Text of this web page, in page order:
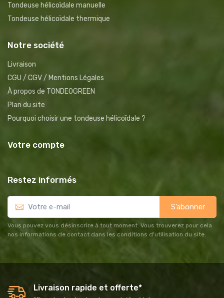
Tondeuse hélicoïdale manuelle
Tondeuse hélicoïdale thermique
Notre société
Livraison
CGU / CGV / Mentions Légales
À propos de TONDEOGREEN
Plan du site
Pourquoi choisir une tondeuse hélicoïdale ?
Votre compte
Restez informés
S’abonner
Vous pouvez vous désinscrire à tout moment. Vous trouverez pour cela
nos informations de contact dans les conditions d'utilisation du site.
Livraison rapide et offerte*